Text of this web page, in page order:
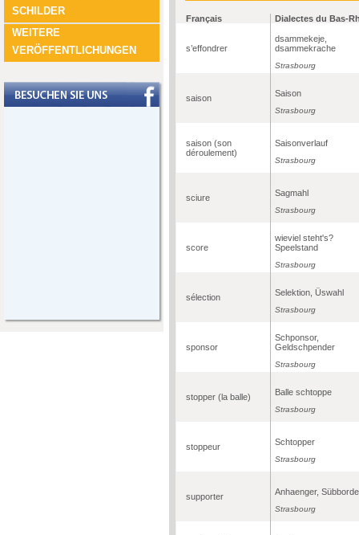
SCHILDER
WEITERE
VERÖFFENTLICHUNGEN
Français Dialectes du Bas-
s’effondrer
dsammekeje,
dsammekrache
Strasbourg
saison Saison
Strasbourg
saison (son
déroulement)
Saisonverlauf
Strasbourg
sciure Sagmahl
Strasbourg
score
wieviel steht's?
Speelstand
Strasbourg
sélection Selektion, Üswahl
Strasbourg
sponsor
Schponsor,
Geldschpender
Strasbourg
stopper (la balle) Balle schtoppe
Strasbourg
stoppeur Schtopper
Strasbourg
supporter Anhaenger,
Strasbourg